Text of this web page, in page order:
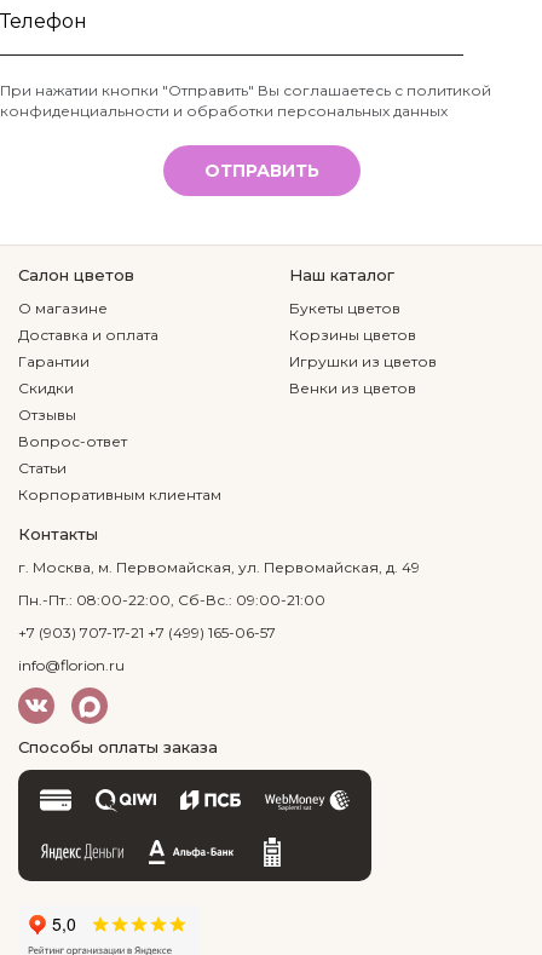
Ваше
Телефон
*
При нажатии кнопки "Отправить" Вы соглашаетесь с политикой
конфиденциальности и обработки персональных данных
ОТПРАВИТЬ
Салон цветов
О магазине
Доставка и оплата
Гарантии
Скидки
Отзывы
Вопрос-ответ
Статьи
Корпоративным клиентам
Наш каталог
Букеты цветов
Корзины цветов
Игрушки из цветов
Венки из цветов
Контакты
г. Москва, м. Первомайская, ул. Первомайская, д. 49
Пн.-Пт.: 08:00-22:00, Сб-Вс.: 09:00-21:00
+7 (903) 707-17-21 +7 (499) 165-06-57
info@florion.ru
Способы оплаты заказа